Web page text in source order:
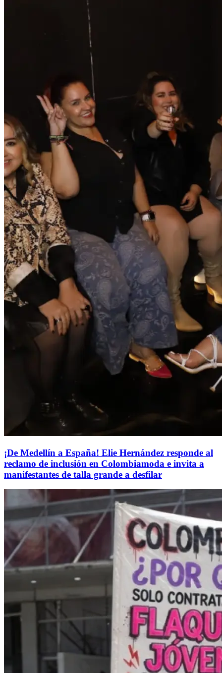
¡De Medellín a España! Elie Hernández responde al
reclamo de inclusión en Colombiamoda e invita a
manifestantes de talla grande a desfilar